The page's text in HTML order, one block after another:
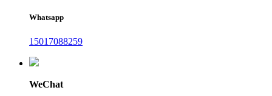
Whatsapp
15017088259
WeChat